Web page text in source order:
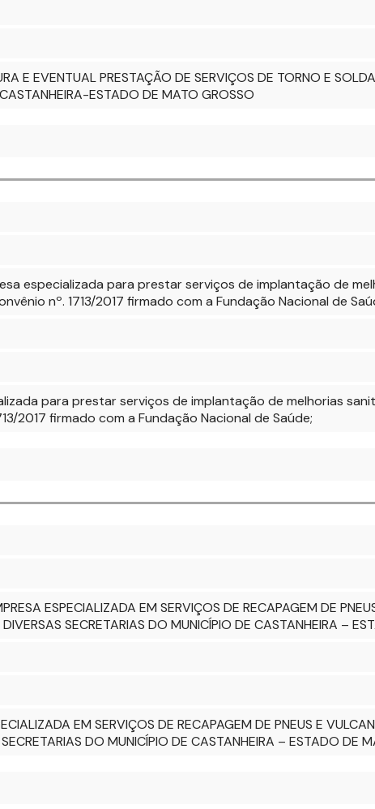
E EVENTUAL PRESTAÇÃO DE SERVIÇOS DE TORNO E
ESTADO DE MATO GROSSO
especializada para prestar serviços de implantação de
nº. 1713/2017 firmado com a Fundação Nacional de
para prestar serviços de implantação de melhorias
2017 firmado com a Fundação Nacional de Saúde;
ESPECIALIZADA EM SERVIÇOS DE RECAPAGEM DE
SECRETARIAS DO MUNICÍPIO DE CASTANHEIRA –
EM SERVIÇOS DE RECAPAGEM DE PNEUS E
DO MUNICÍPIO DE CASTANHEIRA – ESTADO DE